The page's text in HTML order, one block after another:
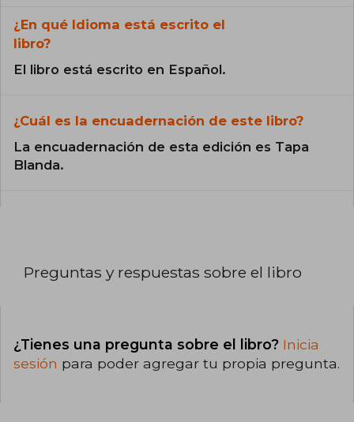
¿En qué Idioma está escrito el
libro?
El libro está escrito en Español.
¿Cuál es la encuadernación de este libro?
La encuadernación de esta edición es Tapa
Blanda.
Preguntas y respuestas sobre el libro
¿Tienes una pregunta sobre el libro? Inicia
sesión para poder agregar tu propia pregunta.